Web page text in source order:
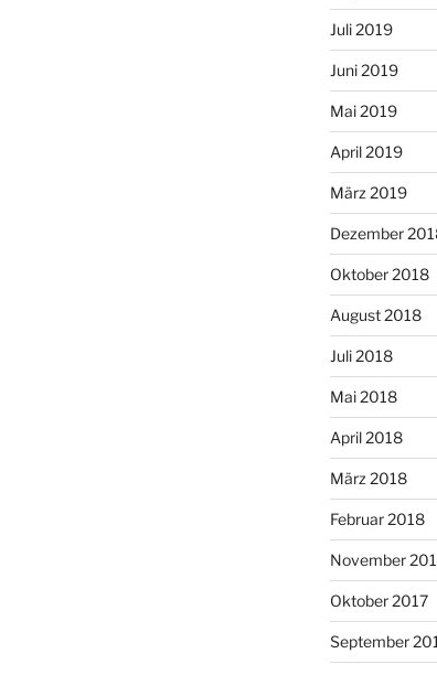
Juli 2019
Juni 2019
Mai 2019
April 2019
März 2019
Dezember
Oktober 2018
August 2018
Juli 2018
Mai 2018
April 2018
März 2018
Februar 2018
November
Oktober 2017
September